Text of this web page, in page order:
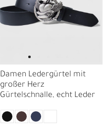
N
Damen Ledergürtel mit
großer Herz
Gürtelschnalle, echt Leder